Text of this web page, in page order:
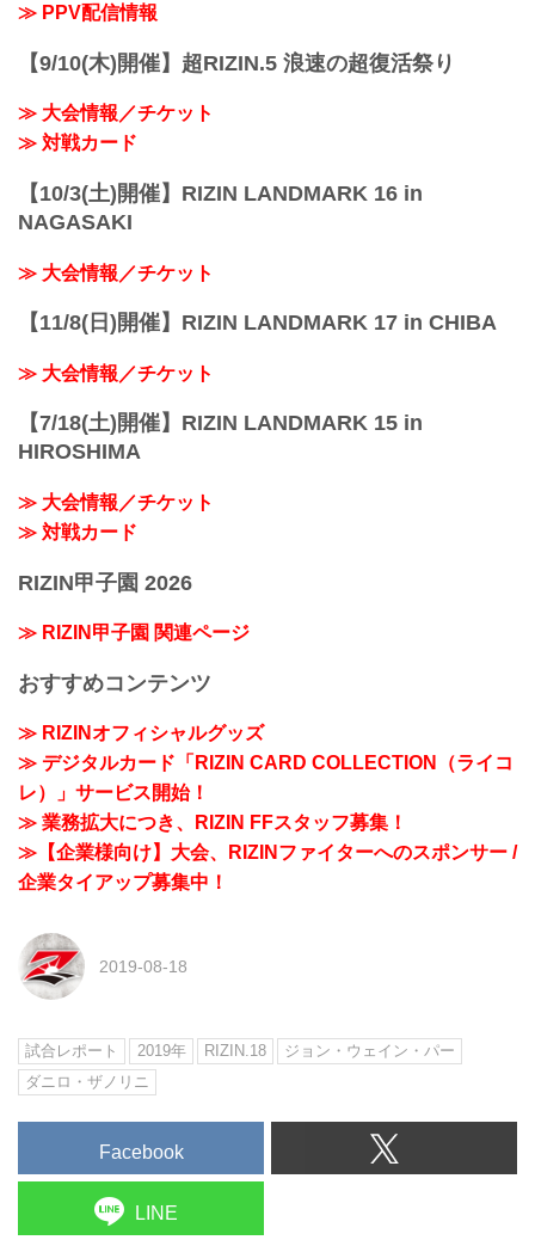
≫ PPV配信情報
【9/10(木)開催】超RIZIN.5 浪速の超復活祭り
≫ 大会情報／チケット
≫ 対戦カード
【10/3(土)開催】RIZIN LANDMARK 16 in
NAGASAKI
≫ 大会情報／チケット
【11/8(日)開催】RIZIN LANDMARK 17 in CHIBA
≫ 大会情報／チケット
【7/18(土)開催】RIZIN LANDMARK 15 in
HIROSHIMA
≫ 大会情報／チケット
≫ 対戦カード
RIZIN甲子園 2026
≫ RIZIN甲子園 関連ページ
おすすめコンテンツ
≫ RIZINオフィシャルグッズ
≫ デジタルカード「RIZIN CARD COLLECTION（ライコ
レ）」サービス開始！
≫ 業務拡大につき、RIZIN FFスタッフ募集！
≫【企業様向け】大会、RIZINファイターへのスポンサー /
企業タイアップ募集中！
2019-08-18
試合レポート 2019年 RIZIN.18
ジョン・ウェイン・パー
ダニロ・ザノリニ
Facebook
LINE